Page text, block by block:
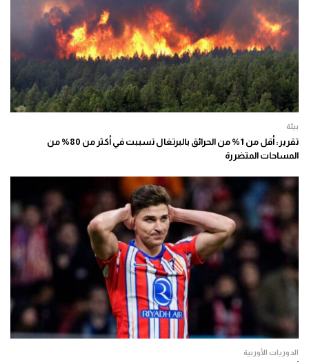
بيئة
تقرير: أقل من 1% من الحرائق بالبرتغال تسببت في أكثر من 80% من
المساحات المتضررة
الدوريات الأوربية